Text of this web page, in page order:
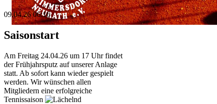
09.04.26 06:16
Saisonstart
Am Freitag 24.04.26 um 17 Uhr findet
der Frühjahrsputz auf unserer Anlage
statt. Ab sofort kann wieder gespielt
werden. Wir wünschen allen
Mitgliedern eine erfolgreiche
Tennissaison